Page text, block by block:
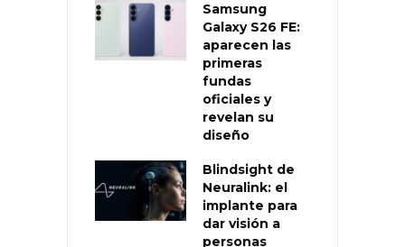
Samsung
Galaxy S26 FE:
aparecen las
primeras
fundas
oficiales y
revelan su
diseño
Blindsight de
Neuralink: el
implante para
dar visión a
personas